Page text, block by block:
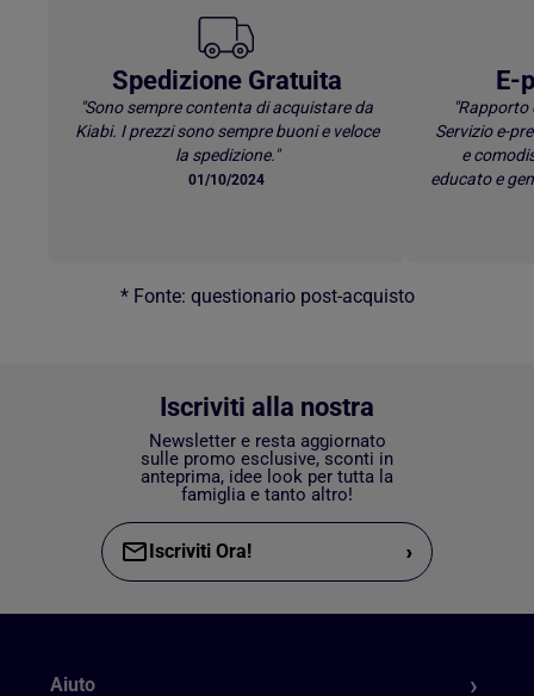
Spedizione Gratuita
"Sono sempre contenta di acquistare da
Kiabi. I prezzi sono sempre buoni e veloce
la spedizione."
01/10/2024
E-
Servizio e-
e
educato e
* Fonte: questionario post-acquisto
Iscriviti alla nostra
Newsletter e resta aggiornato
sulle promo esclusive, sconti in
anteprima, idee look per tutta la
famiglia e tanto altro!
Iscriviti Ora! ›
Aiuto